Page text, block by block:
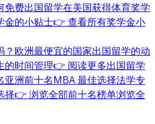
免费出国留学在美国获得体育奖学
金的小贴士👉 查看所有奖学金小
？ 欧洲最便宜的国家出国留学的动
的时间管理👉 阅读更多出国留学
亚洲前十名MBA 最佳选择法学专
择👉 浏览全部前十名榜单浏览全